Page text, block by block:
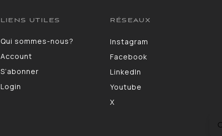
LIENS UTILES
Qui sommes-nous?
Account
S’abonner
Login
RÉSEAUX
Instagram
Facebook
LinkedIn
Youtube
X